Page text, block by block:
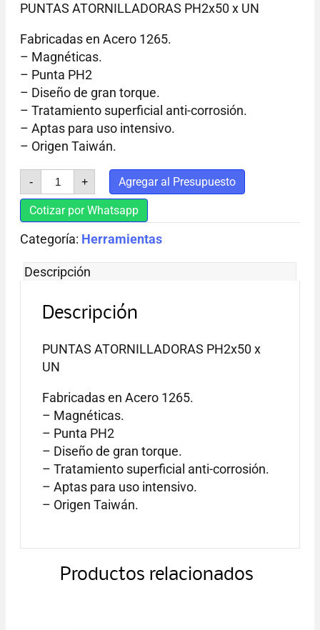
PUNTAS ATORNILLADORAS PH2x50 x UN
Fabricadas en Acero 1265.
– Magnéticas.
– Punta PH2
– Diseño de gran torque.
– Tratamiento superficial anti-corrosión.
– Aptas para uso intensivo.
– Origen Taiwán.
-
Punta
Ph2x50
Hamilton
cantidad
+ Agregar al Presupuesto
Cotizar por Whatsapp
Categoría: Herramientas
Descripción
Descripción
PUNTAS ATORNILLADORAS PH2x50 x
UN
Fabricadas en Acero 1265.
– Magnéticas.
– Punta PH2
– Diseño de gran torque.
– Tratamiento superficial anti-corrosión.
– Aptas para uso intensivo.
– Origen Taiwán.
Productos relacionados